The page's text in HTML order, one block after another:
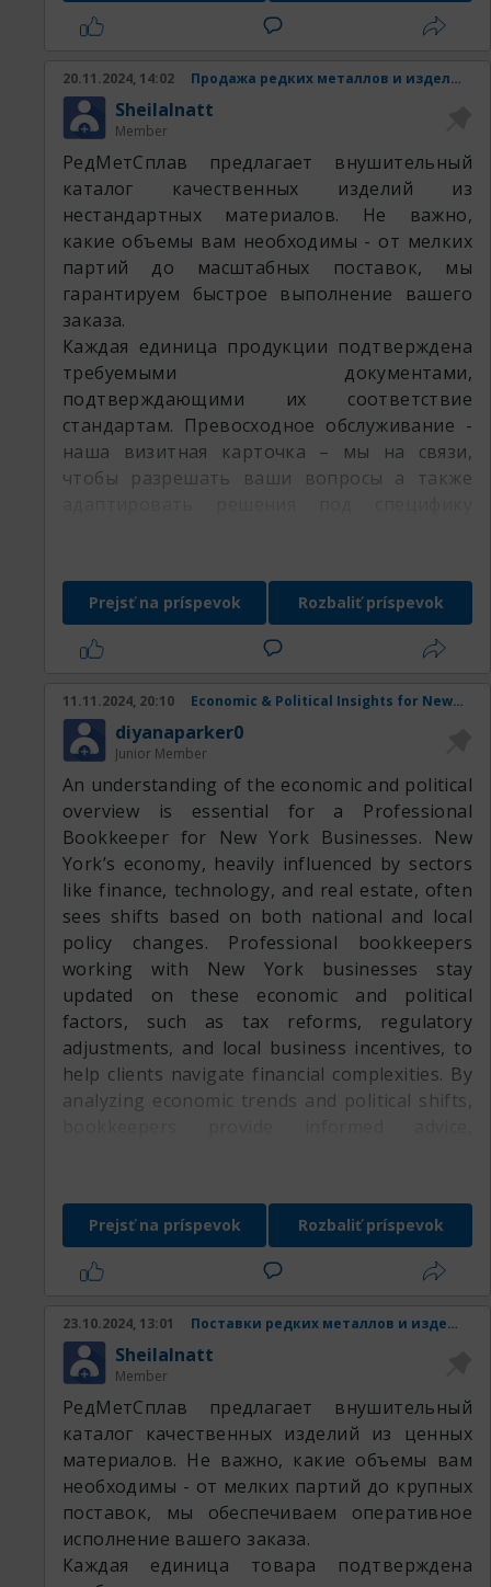
оставляемая продукция:
20.11.2024, 14:02 Продажа редких металлов и изделий из них.
SheilaInatt
Member
РедМетСплав предлагает внушительный
каталог качественных изделий из
нестандартных материалов. Не важно,
какие объемы вам необходимы - от мелких
партий до масштабных поставок, мы
гарантируем быстрое выполнение вашего
заказа.
Каждая единица продукции подтверждена
требуемыми документами,
подтверждающими их соответствие
стандартам. Превосходное обслуживание -
наша визитная карточка – мы на связи,
чтобы разрешать ваши вопросы а также
РедМетСплав и убедитесь в гибкости
нашего предложения
Наша продукция:
Prejsť na príspevok Rozbaliť príspevok
11.11.2024, 20:10 Economic & Political Insights for New York Business Bookkeepers
diyanaparker0
Junior Member
An understanding of the economic and political
overview is essential for a Professional
Bookkeeper for New York Businesses. New
York’s economy, heavily influenced by sectors
like finance, technology, and real estate, often
sees shifts based on both national and local
policy changes. Professional bookkeepers
working with New York businesses stay
updated on these economic and political
factors, such as tax reforms, regulatory
adjustments, and local business incentives, to
help clients navigate financial complexities. By
analyzing economic trends and political shifts,
This expertise allows New York businesses to
make informed decisions, manage cash flow
effectively, and stay resilient in a competitive
environment.
Prejsť na príspevok Rozbaliť príspevok
23.10.2024, 13:01 Поставки редких металлов и изделий из них.
SheilaInatt
Member
РедМетСплав предлагает внушительный
каталог качественных изделий из ценных
материалов. Не важно, какие объемы вам
необходимы - от мелких партий до крупных
поставок, мы обеспечиваем оперативное
исполнение вашего заказа.
Каждая единица товара подтверждена